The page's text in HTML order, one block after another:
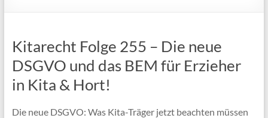
Kitarecht Folge 255 – Die neue
DSGVO und das BEM für Erzieher
in Kita & Hort!
Die neue DSGVO: Was Kita-Träger jetzt beachten müssen